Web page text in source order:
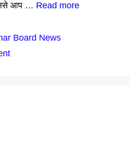
आप … Read more
Board News